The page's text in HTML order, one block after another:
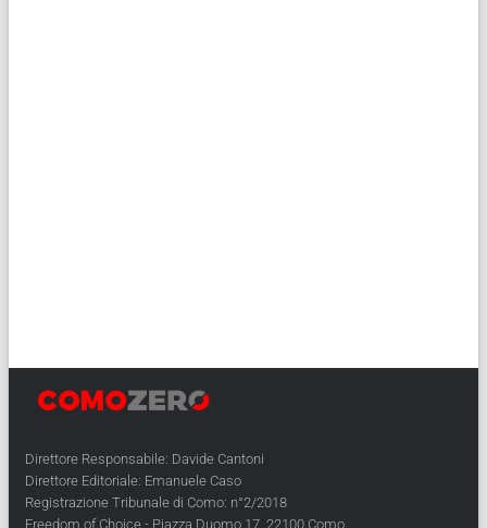
Direttore Responsabile: Davide Cantoni
Direttore Editoriale: Emanuele Caso
Registrazione Tribunale di Como: n°2/2018
Freedom of Choice - Piazza Duomo 17, 22100 Como